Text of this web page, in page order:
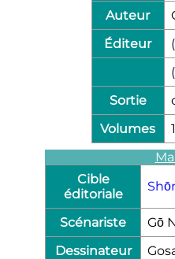
Auteur
Éditeur
Sortie
Volumes
1
Cible
éditoriale
Scénariste
Gō
Dessinateur